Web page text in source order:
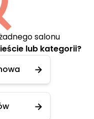
salonu
lub kategorii?